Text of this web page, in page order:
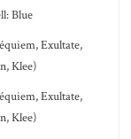
Blue
Exultate,
Klee)
Exultate,
Klee)